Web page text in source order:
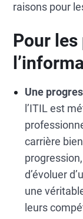
raisons pour
Pour
Une
l’ITIL est
carrière
d’évoluer
une
leurs